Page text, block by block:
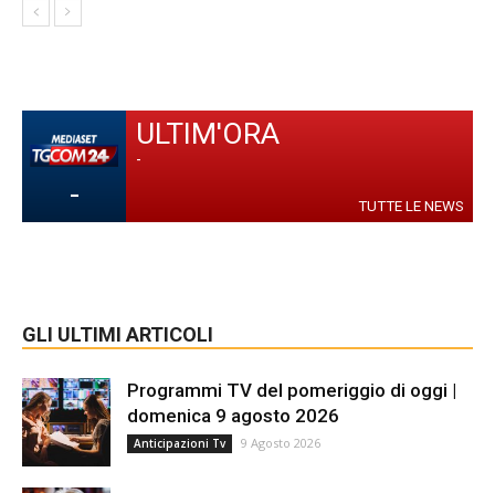
-
ULTIM'ORA
-
TUTTE LE NEWS
GLI ULTIMI ARTICOLI
Programmi TV del pomeriggio di oggi |
domenica 9 agosto 2026
Anticipazioni Tv 9 Agosto 2026